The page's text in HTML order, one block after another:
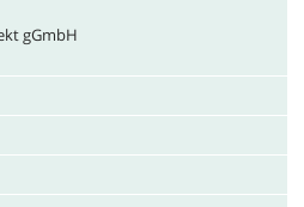
gGmbH